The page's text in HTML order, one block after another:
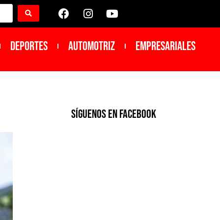
DEPORTES Automotriz Empresariales
SíGUENOS EN FACEBOOK